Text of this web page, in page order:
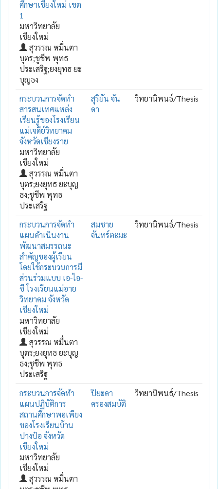
ศึกษาเชียงใหม่ เขต
1
มหาวิทยาลัย
เชียงใหม่
สุวรรณ หมื่นตา
บุตร;ชูชีพ พุทธ
ประเสริฐ;ยงยุทธ ยะ
บุญธง
กระบวนการจัดทำ
สารสนเทศแหล่ง
เรียนรู้ของโรงเรียน
แม่เจดีย์วิทยาคม
จังหวัดเชียงราย
มหาวิทยาลัย
เชียงใหม่
สุวรรณ หมื่นตา
บุตร;ยงยุทธ ยะบุญ
ธง;ชูชีพ พุทธ
ประเสริฐ
สุริยัน จัน
ดา
วิทยานิพนธ์/Thesis
กระบวนการจัดทำ
แผนดำเนินงาน
พัฒนาสมรรถนะ
สำคัญของผู้เรียน
โดยใช้กระบวนการมี
ส่วนร่วมแบบ เอ-ไอ-
ซี โรงเรียนแม่อาย
วิทยาคม จังหวัด
เชียงใหม่
มหาวิทยาลัย
เชียงใหม่
สุวรรณ หมื่นตา
บุตร;ยงยุทธ ยะบุญ
ธง;ชูชีพ พุทธ
ประเสริฐ
สมชาย
จันทร์ตะมะ
วิทยานิพนธ์/Thesis
กระบวนการจัดทำ
แผนปฏิบัติการ
สถานศึกษาพอเพียง
ของโรงเรียนบ้าน
ปางป๋อ จังหวัด
เชียงใหม่
มหาวิทยาลัย
เชียงใหม่
สุวรรณ หมื่นตา
ปิยะดา
ครองสมบัติ
วิทยานิพนธ์/Thesis